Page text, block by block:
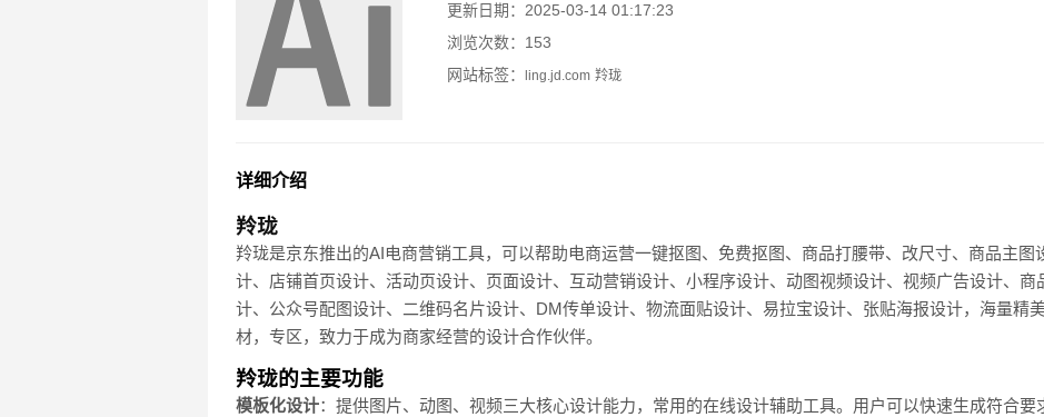
更新日期：2025-03-14 01:17:23
浏览次数：153
网站标签：
ling.jd.com 羚珑
详细介绍
羚珑
羚珑是京东推出的AI电商营销工具，可以帮助电商运营一键抠图、免费抠图、商品打腰带、改尺寸、商品主图
计、店铺首页设计、活动页设计、页面设计、互动营销设计、小程序设计、动图视频设计、视频广告设计、商
计、公众号配图设计、二维码名片设计、DM传单设计、物流面贴设计、易拉宝设计、张贴海报设计，海量精
材，专区，致力于成为商家经营的设计合作伙伴。
羚珑的主要功能
模板化设计：提供图片、动图、视频三大核心设计能力，常用的在线设计辅助工具。用户可以快速生成符合要